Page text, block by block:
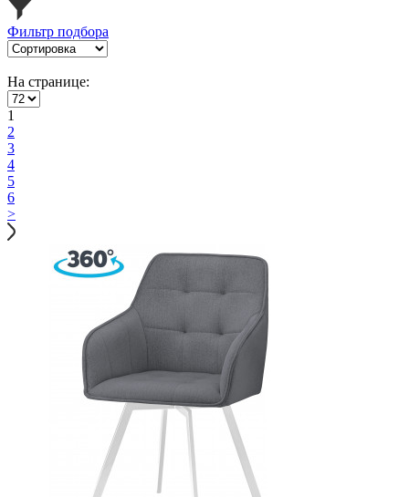
Фильтр подбора
На странице:
1
2
3
4
5
6
>